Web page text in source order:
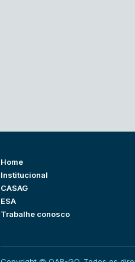
Home
Institucional
CASAG
ESA
Trabalhe conosco